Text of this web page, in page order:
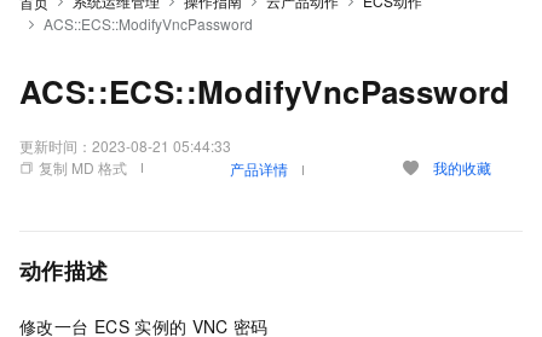
ACS::ECS::ModifyVncPassword
ACS::ECS::ModifyVncPassword
更新时间： 2023-08-21 05:44:33
复制 MD 格式
产品详情 我的收藏
动作描述
修改一台 ECS 实例的 VNC 密码